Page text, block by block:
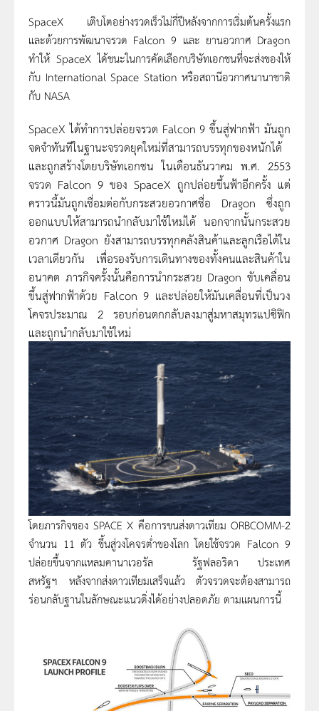
SpaceX เติบโตอย่างรวดเร็วไม่กี่ปีหลังจากการเริ่มต้นครั้งแรก
และด้วยการพัฒนาจรวด Falcon 9 และ ยานอวกาศ Dragon
ทำให้ SpaceX ได้ชนะในการคัดเลือกบริษัทเอกชนที่จะส่งของให้
กับ International Space Station หรือสถานีอวกาศนานาชาติ
กับ NASA
SpaceX ได้ทำการปล่อยจรวด Falcon 9 ขึ้นสู่ฟากฟ้า มันถูก
จดจำทันทีในฐานะจรวดยุคใหม่ที่สามารถบรรทุกของหนักได้
และถูกสร้างโดยบริษัทเอกชน ในเดือนธันวาคม พ.ศ. 2553
จรวด Falcon 9 ของ SpaceX ถูกปล่อยขึ้นฟ้าอีกครั้ง แต่
คราวนี้มันถูกเชื่อมต่อกับกระสวยอวกาศชื่อ Dragon ซึ่งถูก
ออกแบบให้สามารถนำกลับมาใช้ใหม่ได้ นอกจากนั้นกระสวย
อวกาศ Dragon ยังสามารถบรรทุกคลังสินค้าและลูกเรือได้ใน
เวลาเดียวกัน เพื่อรองรับการเดินทางของทั้งคนและสินค้าใน
อนาคต ภารกิจครั้งนั้นคือการนำกระสวย Dragon ขับเคลื่อน
ขึ้นสู่ฟากฟ้าด้วย Falcon 9 และปล่อยให้มันเคลื่อนที่เป็นวง
โคจรประมาณ 2 รอบก่อนตกกลับลงมาสู่มหาสมุทรแปซิฟิก
และถูกนำกลับมาใช้ใหม่
โดยภารกิจของ SPACE X คือการขนส่งดาวเทียม ORBCOMM-2
จำนวน 11 ตัว ขึ้นสู่วงโคจรต่ำของโลก โดยใช้จรวด Falcon 9
ปล่อยขึ้นจากแหลมคานาเวอรัล รัฐฟลอริดา ประเทศ
สหรัฐฯ หลังจากส่งดาวเทียมเสร็จแล้ว ตัวจรวดจะต้องสามารถ
ร่อนกลับฐานในลักษณะแนวดิ่งได้อย่างปลอดภัย ตามแผนการนี้